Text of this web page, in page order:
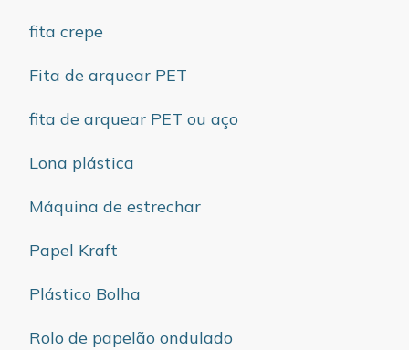
fita crepe
Fita de arquear PET
fita de arquear PET ou aço
Lona plástica
Máquina de estrechar
Papel Kraft
Plástico Bolha
Rolo de papelão ondulado